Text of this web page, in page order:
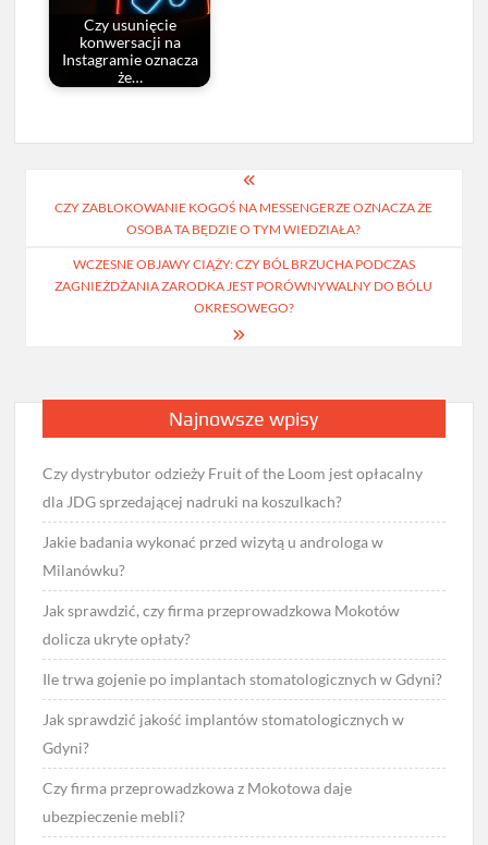
Czy usunięcie
konwersacji na
Instagramie oznacza
że…
wpisu
CZY ZABLOKOWANIE KOGOŚ NA MESSENGERZE OZNACZA ŻE
OSOBA TA BĘDZIE O TYM WIEDZIAŁA?
WCZESNE OBJAWY CIĄŻY: CZY BÓL BRZUCHA PODCZAS
ZAGNIEŻDŻANIA ZARODKA JEST PORÓWNYWALNY DO BÓLU
OKRESOWEGO?
Najnowsze wpisy
Czy dystrybutor odzieży Fruit of the Loom jest opłacalny
dla JDG sprzedającej nadruki na koszulkach?
Jakie badania wykonać przed wizytą u androloga w
Milanówku?
Jak sprawdzić, czy firma przeprowadzkowa Mokotów
dolicza ukryte opłaty?
Ile trwa gojenie po implantach stomatologicznych w Gdyni?
Jak sprawdzić jakość implantów stomatologicznych w
Gdyni?
Czy firma przeprowadzkowa z Mokotowa daje
ubezpieczenie mebli?